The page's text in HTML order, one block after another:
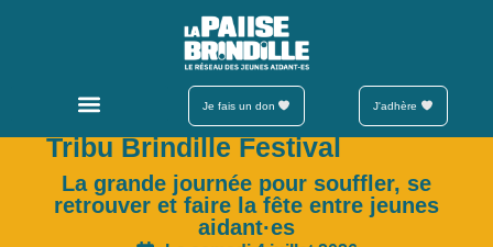
Je fais un don J'adhère
Tribu Brindille Festival
La grande journée pour souffler, se
retrouver et faire la fête entre jeunes
aidant·es